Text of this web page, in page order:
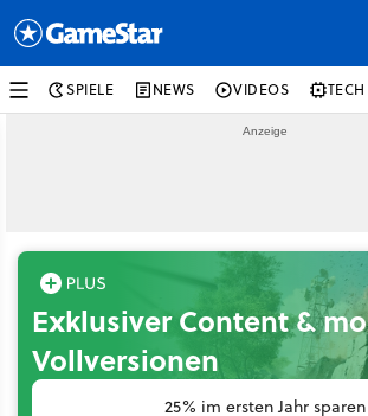
SPIELE NEWS VIDEOS TECH
Exklusiver Content &
Vollversionen
25% im ersten Jahr sparen